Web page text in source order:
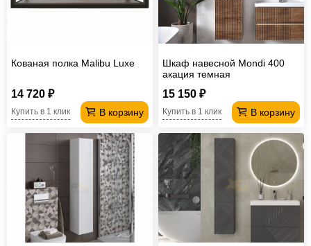
Кованая полка Malibu Luxe
14 720 ₽
В корзину
Купить в 1 клик
Шкаф навесной Mondi 400
акация темная
15 150 ₽
В корзину
Купить в 1 клик